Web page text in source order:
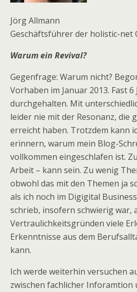
Jörg Allmann
Geschäftsführer der holistic-net
Warum ein Revival?
Gegenfrage: Warum nicht?
Vorhaben im Januar 2013. Fast
durchgehalten. Mit
leider nie mit der Resonanz, die
erreicht haben. Trotzdem kann
erinnern, warum mein Blog-
vollkommen eingeschlafen ist.
Arbeit – kann sein. Zu wenig
obwohl das mit den Themen ja
als ich noch im Digigital
schrieb, insofern schwierig war,
Vertraulichkeitsgründen viele
Erkenntnisse aus dem
kann.
Ich werde weiterhin versuchen
zwischen fachlicher